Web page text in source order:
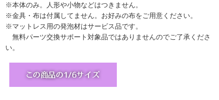
※本体のみ。人形や小物などはつきません。
※金具・布は付属してません。お好みの布をご用意ください。
※マットレス用の発泡材はサービス品です。
無料パーツ交換サポート対象品ではありませんのでご了承くださ
い。